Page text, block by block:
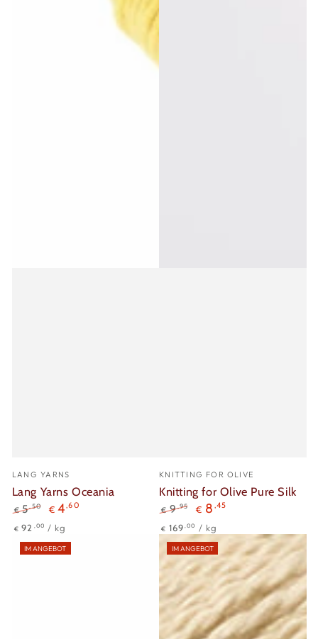
Verkäufer/in:
LANG YARNS
Lang Yarns Oceania
Regulärer
Preis
€ 5,50
Verkaufspreis
€ 4,60
Stückpreis
€ 92 ,00 / pro
kg
Verkäufer/in:
KNITTING FOR OLIVE
Knitting for Olive Pure Silk
Regulärer
Preis
€ 9,95
Verkaufspreis
€ 8 ,45
Stückpreis
€ 169 ,00 / pro
kg
IM ANGEBOT IM ANGEBOT